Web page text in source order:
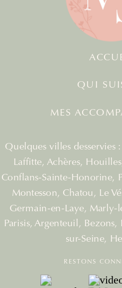
MES
QUI
RESTONS
Quelques villes desservies
Laffitte, Achères,
Conflans-Sainte-Honorine,
Montesson, Chatou, Le
Germain-en-Laye, Marly-
Parisis, Argenteuil,
sur-Seine,